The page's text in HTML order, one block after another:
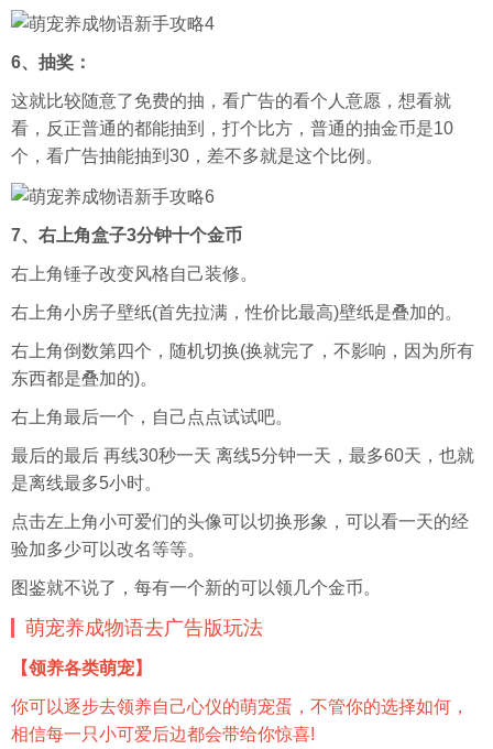
6、抽奖：
这就比较随意了免费的抽，看广告的看个人意愿，想看就
看，反正普通的都能抽到，打个比方，普通的抽金币是10
个，看广告抽能抽到30，差不多就是这个比例。
7、右上角盒子3分钟十个金币
右上角锤子改变风格自己装修。
右上角小房子壁纸(首先拉满，性价比最高)壁纸是叠加的。
右上角倒数第四个，随机切换(换就完了，不影响，因为所有
东西都是叠加的)。
右上角最后一个，自己点点试试吧。
最后的最后 再线30秒一天 离线5分钟一天，最多60天，也就
是离线最多5小时。
点击左上角小可爱们的头像可以切换形象，可以看一天的经
验加多少可以改名等等。
图鉴就不说了，每有一个新的可以领几个金币。
萌宠养成物语去广告版玩法
【领养各类萌宠】
你可以逐步去领养自己心仪的萌宠蛋，不管你的选择如何，
相信每一只小可爱后边都会带给你惊喜!